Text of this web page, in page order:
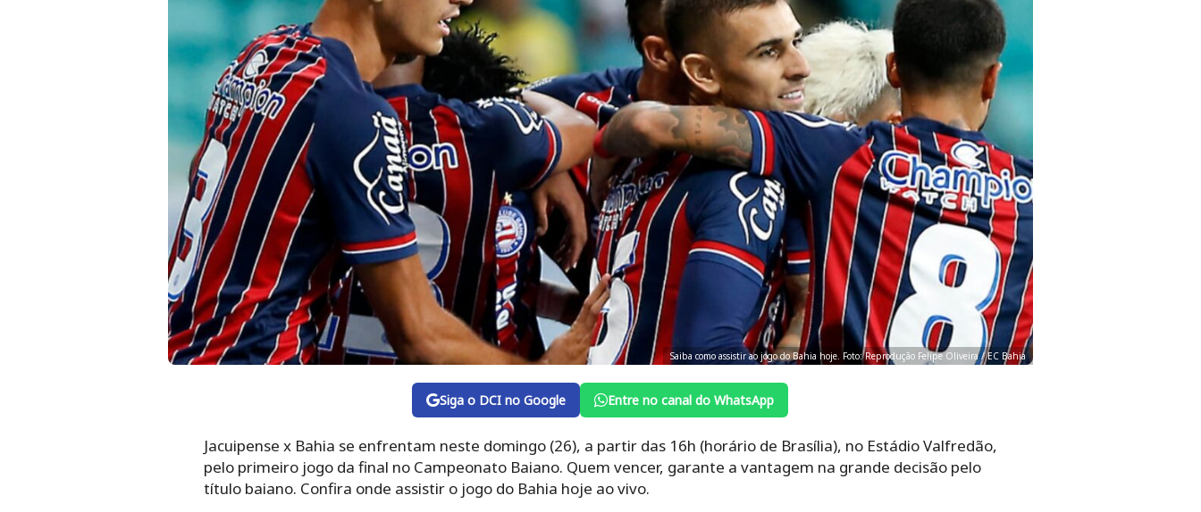
Saiba como assistir ao jogo do Bahia hoje. Foto: Reprodução Felipe Oliveira / EC Bahia
Siga o DCI no Google Entre no canal do WhatsApp
Jacuipense x Bahia se enfrentam neste domingo (26), a partir das 16h (horário de Brasília), no Estádio Valfredão,
pelo primeiro jogo da final no Campeonato Baiano. Quem vencer, garante a vantagem na grande decisão pelo
título baiano. Confira onde assistir o jogo do Bahia hoje ao vivo.